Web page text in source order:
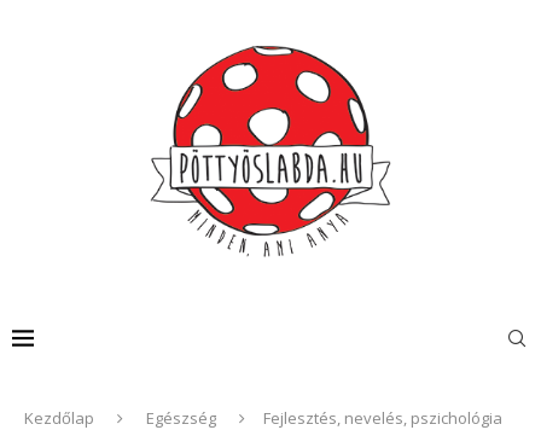
Kezdőlap Egészség
Fejlesztés, nevelés, pszichológia